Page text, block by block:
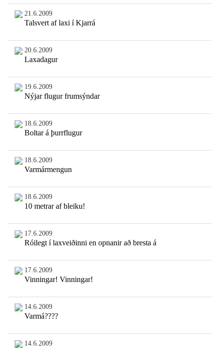
21.6.2009
Talsvert af laxi í Kjarrá
20.6.2009
Laxadagur
19.6.2009
Nýjar flugur frumsýndar
18.6.2009
Boltar á þurrflugur
18.6.2009
Varmármengun
18.6.2009
10 metrar af bleiku!
17.6.2009
Róilegt í laxveiðinni en opnanir að bresta á
17.6.2009
Vinningar! Vinningar!
14.6.2009
Varmá????
14.6.2009